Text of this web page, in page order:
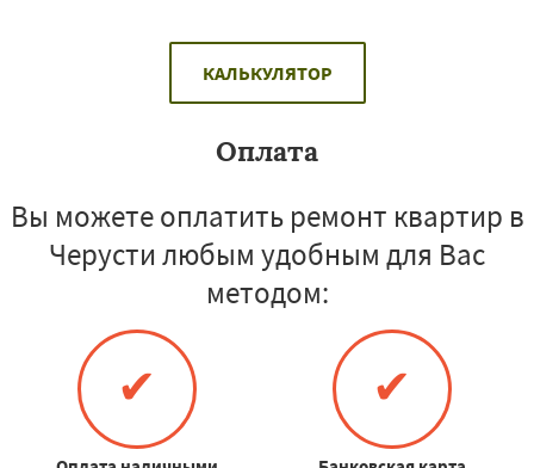
КАЛЬКУЛЯТОР
Оплата
Вы можете оплатить ремонт квартир в
Черусти любым удобным для Вас
методом:
✔ ✔